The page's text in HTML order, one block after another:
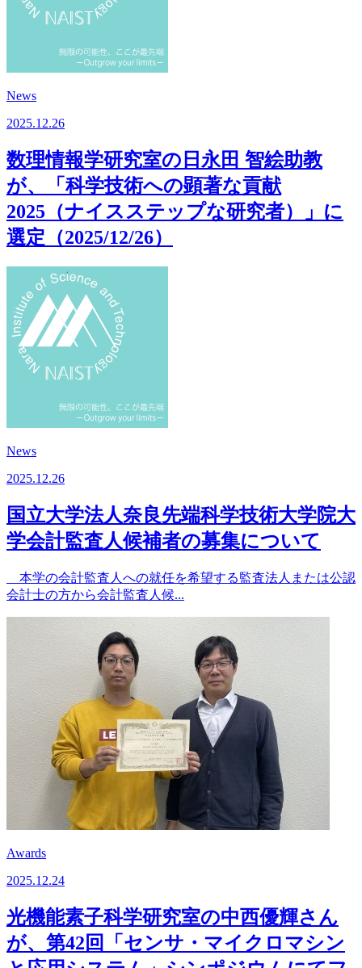
News
2025.12.26
数理情報学研究室の日永田 智絵助教
が、「科学技術への顕著な貢献
2025（ナイスステップな研究者）」に
選定（2025/12/26）
News
2025.12.26
国立大学法人奈良先端科学技術大学院大
学会計監査人候補者の募集について
本学の会計監査人への就任を希望する監査法人または公認
会計士の方から会計監査人候...
Awards
2025.12.24
光機能素子科学研究室の中西優輝さん
が、第42回「センサ・マイクロマシン